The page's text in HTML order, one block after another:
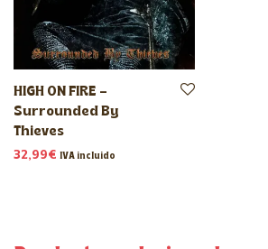
HIGH ON FIRE –
Surrounded By
Thieves
32,99€ IVA incluido